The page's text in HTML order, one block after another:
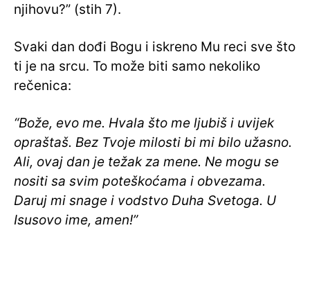
njihovu?” (stih 7).
Svaki dan dođi Bogu i iskreno Mu reci sve što
ti je na srcu. To može biti samo nekoliko
rečenica:
“Bože, evo me. Hvala što me ljubiš i uvijek
opraštaš. Bez Tvoje milosti bi mi bilo užasno.
Ali, ovaj dan je težak za mene. Ne mogu se
nositi sa svim poteškoćama i obvezama.
Daruj mi snage i vodstvo Duha Svetoga. U
Isusovo ime, amen!”